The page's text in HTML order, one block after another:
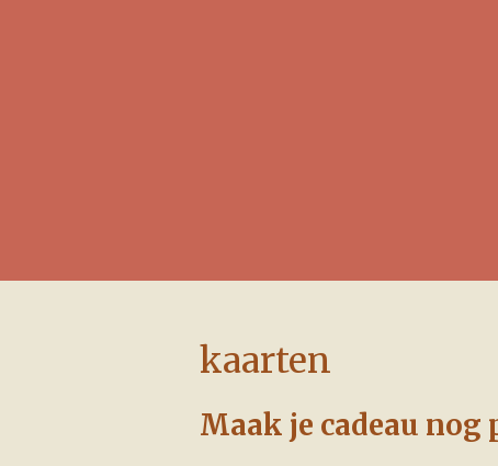
kaarten
Maak je cadeau